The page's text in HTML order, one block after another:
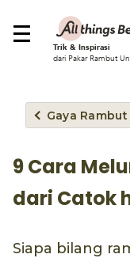
Trik & Inspirasi
dari Pakar Rambut
Gaya Rambut
9 Cara
dari Catok
Siapa bilang